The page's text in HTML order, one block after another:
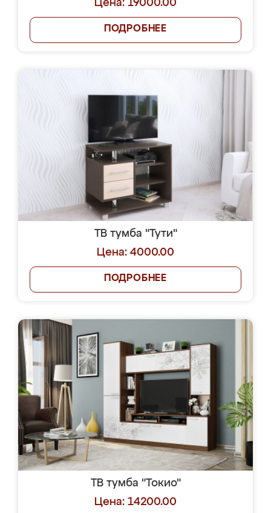
Цена: 19000.00
ПОДРОБНЕЕ
ТВ тумба "Тути"
Цена: 4000.00
ПОДРОБНЕЕ
ТВ тумба "Токио"
Цена: 14200.00